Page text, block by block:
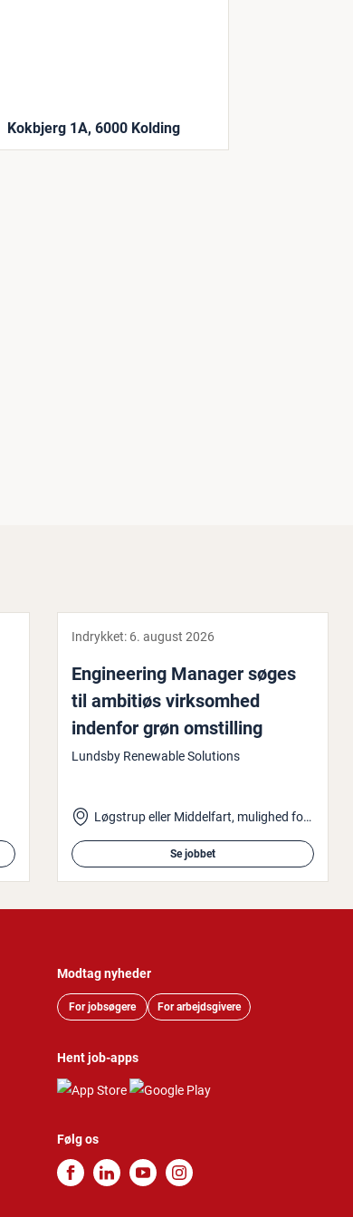
Kokbjerg 1A, 6000 Kolding
Indrykket: 6. august 2026
En­gi­ne­e­ring Manager søges
til ambitiøs virk­som­hed
indenfor grøn om­stil­ling
Lundsby Renewable Solutions
Løgstrup eller Middelfart, mulighed for hjemmearbejde
Se jobbet
Modtag nyheder
For jobsøgere For arbejdsgivere
Hent job-apps
Følg os